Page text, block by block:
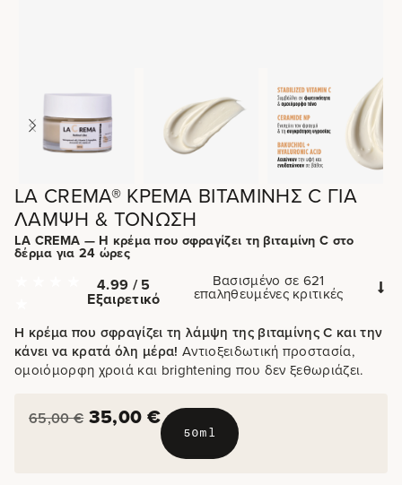
LA CREMA® ΚΡΈΜΑ ΒΙΤΑΜΊΝΗΣ C ΓΙΑ
ΛΆΜΨΗ & ΤΌΝΩΣΗ
LA CREMA — Η κρέμα που σφραγίζει τη βιταμίνη C στο
δέρμα για 24 ώρες
4.99 / 5
Εξαιρετικό
Βασισμένο σε 621
επαληθευμένες κριτικές
Η κρέμα που σφραγίζει τη λάμψη της βιταμίνης C και την
κάνει να κρατά όλη μέρα! Αντιοξειδωτική προστασία,
ομοιόμορφη χροιά και brightening που δεν ξεθωριάζει.
65,00€ 35,00 €
50ml